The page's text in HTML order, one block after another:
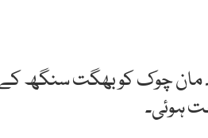
مان چوک کو بھگت سنگھ
ہوئی۔